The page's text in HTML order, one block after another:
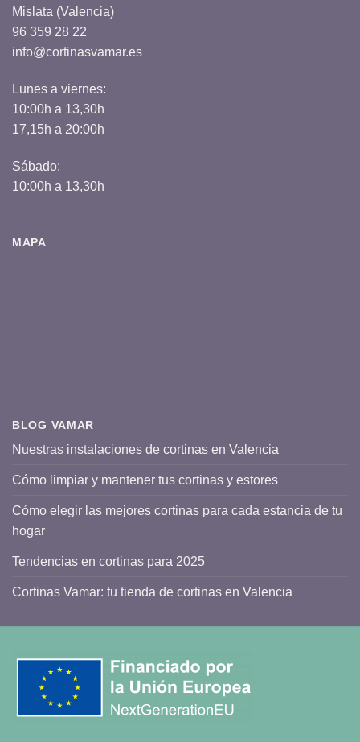
Mislata (Valencia)
96 359 28 22
info@cortinasvamar.es
Lunes a viernes:
10:00h a 13,30h
17,15h a 20:00h
Sábado:
10:00h a 13,30h
MAPA
BLOG VAMAR
Nuestras instalaciones de cortinas en Valencia
Cómo limpiar y mantener tus cortinas y estores
Cómo elegir las mejores cortinas para cada estancia de tu
hogar
Tendencias en cortinas para 2025
Cortinas Vamar: tu tienda de cortinas en Valencia